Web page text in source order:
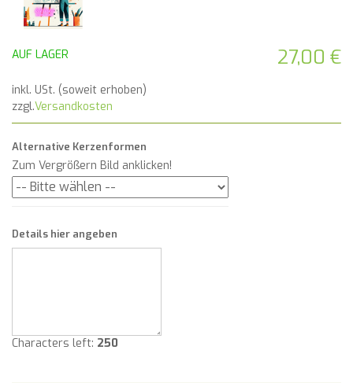
27,00 €
AUF LAGER
inkl. USt. (soweit erhoben)
zzgl.Versandkosten
Alternative Kerzenformen
Zum Vergrößern Bild anklicken!
Details hier angeben
Characters left: 250